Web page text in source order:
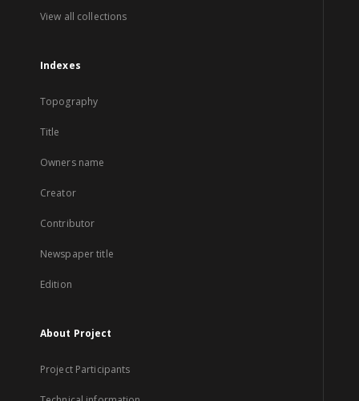
View all collections
Indexes
Topography
Title
Owners name
Creator
Contributor
Newspaper title
Edition
About Project
Project Participants